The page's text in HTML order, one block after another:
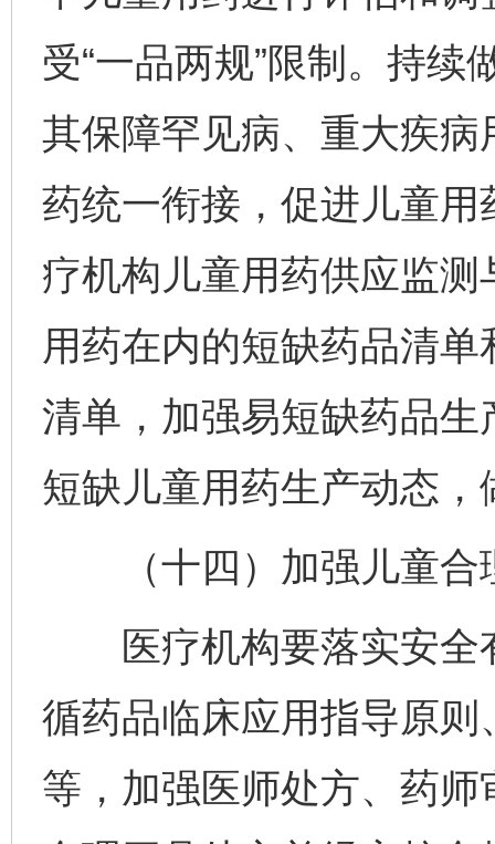
受“一品两规”限制。持
其保障罕见病、重大疾
药统一衔接，促进儿童
疗机构儿童用药供应监
用药在内的短缺药品清
清单，加强易短缺药品
短缺儿童用药生产动态，
（十四）加强儿童合
医疗机构要落实安全
循药品临床应用指导原
等，加强医师处方、药